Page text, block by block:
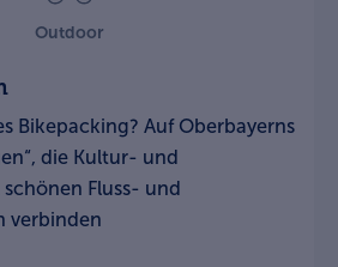
Outdoor
Bikepacking? Auf Oberbayerns
die Kultur- und
Fluss- und
verbinden